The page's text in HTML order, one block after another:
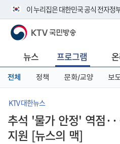
이 누리집은 대한민국 공식 전자정
공식 누리집 주소 확인하기
니다.
이밖에 or.kr 또는 .kr등 다른 도메인
서 도메인 주소를 확인해 보세요
KTV 국민방송
뉴스 프로그램
전체 정책 문화/교양 보
KTV 대한뉴스
추석 '물가 안정' 역점
지원 [뉴스의 맥]